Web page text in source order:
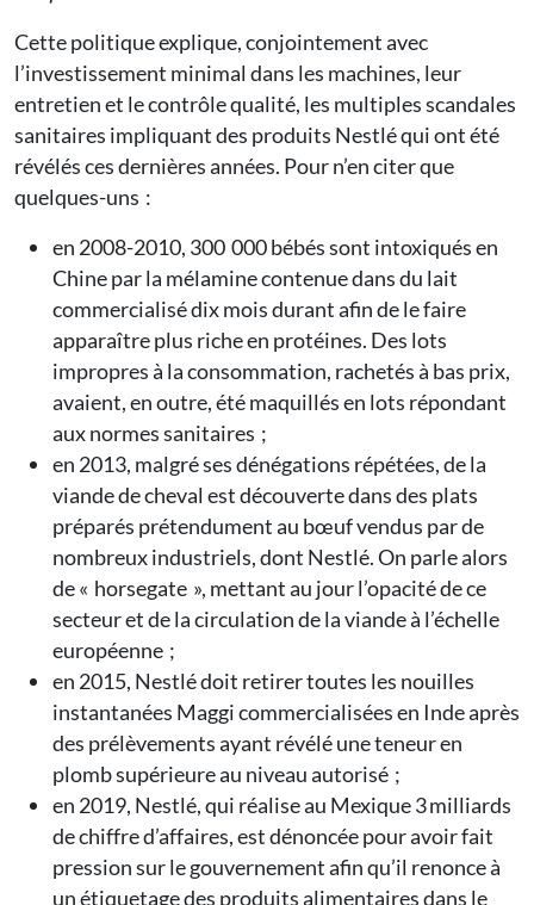
Cette politique explique, conjointement avec
l’investissement minimal dans les machines, leur
entretien et le contrôle qualité, les multiples scandales
sanitaires impliquant des produits Nestlé qui ont été
révélés ces dernières années. Pour n’en citer que
quelques-uns :
en 2008-2010, 300 000 bébés sont intoxiqués en
Chine par la mélamine contenue dans du lait
commercialisé dix mois durant afin de le faire
apparaître plus riche en protéines. Des lots
impropres à la consommation, rachetés à bas prix,
avaient, en outre, été maquillés en lots répondant
aux normes sanitaires ;
en 2013, malgré ses dénégations répétées, de la
viande de cheval est découverte dans des plats
préparés prétendument au bœuf vendus par de
nombreux industriels, dont Nestlé. On parle alors
de « horsegate », mettant au jour l’opacité de ce
secteur et de la circulation de la viande à l’échelle
européenne ;
en 2015, Nestlé doit retirer toutes les nouilles
instantanées Maggi commercialisées en Inde après
des prélèvements ayant révélé une teneur en
plomb supérieure au niveau autorisé ;
en 2019, Nestlé, qui réalise au Mexique 3 milliards
de chiffre d’affaires, est dénoncée pour avoir fait
pression sur le gouvernement afin qu’il renonce à
un étiquetage des produits alimentaires dans le